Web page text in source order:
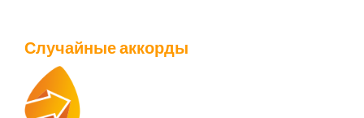
Перейти
Случайные аккорды